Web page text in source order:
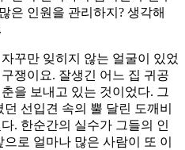
은 인원을 관리하지? 생각해
꾸만 잊히지 않는 얼굴이 있었
쟁이요. 잘생긴 어느 집 귀공
을 보내고 있는 것이었다. 그
선입견 속의 뿔 달린 도깨비
. 한순간의 실수가 그들의 인
로 얼마나 많은 사람이 또 이